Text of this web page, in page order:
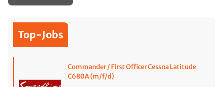
Top-Jobs
Commander / First Officer Cessna Latitude
C680A (m/f/d)